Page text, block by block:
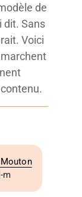
de
dit. Sans
Voici
m